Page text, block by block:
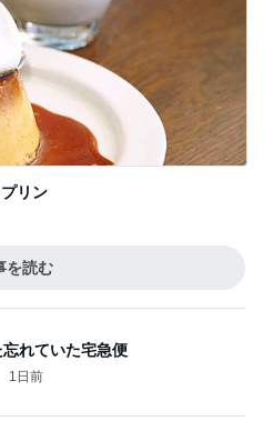
リン
を読む
れていた宅急便
1日前